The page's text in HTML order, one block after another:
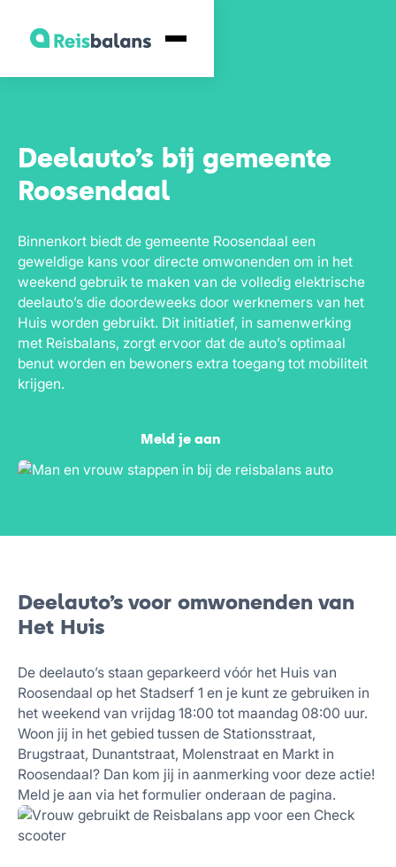
Deelauto’s bij gemeente
Roosendaal
Binnenkort biedt de gemeente Roosendaal een
geweldige kans voor directe omwonenden om in het
weekend gebruik te maken van de volledig elektrische
deelauto’s die doordeweeks door werknemers van het
Huis worden gebruikt. Dit initiatief, in samenwerking
met Reisbalans, zorgt ervoor dat de auto’s optimaal
benut worden en bewoners extra toegang tot mobiliteit
krijgen.
Meld je aan
Deelauto’s voor omwonenden van
Het Huis
De deelauto’s staan geparkeerd vóór het Huis van
Roosendaal op het Stadserf 1 en je kunt ze gebruiken in
het weekend van vrijdag 18:00 tot maandag 08:00 uur.
Woon jij in het gebied tussen de Stationsstraat,
Brugstraat, Dunantstraat, Molenstraat en Markt in
Roosendaal? Dan kom jij in aanmerking voor deze actie!
Meld je aan via het formulier onderaan de pagina.